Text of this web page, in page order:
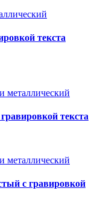
текста
текста
с гравировкой